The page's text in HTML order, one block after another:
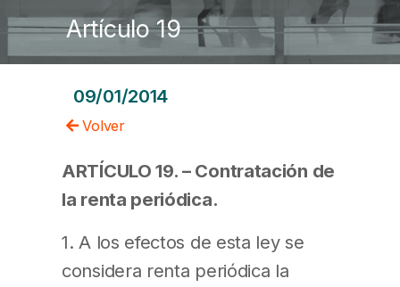
Artículo 19
09/01/2014
Volver
ARTÍCULO 19. – Contratación de
la renta periódica.
1. A los efectos de esta ley se
considera renta periódica la